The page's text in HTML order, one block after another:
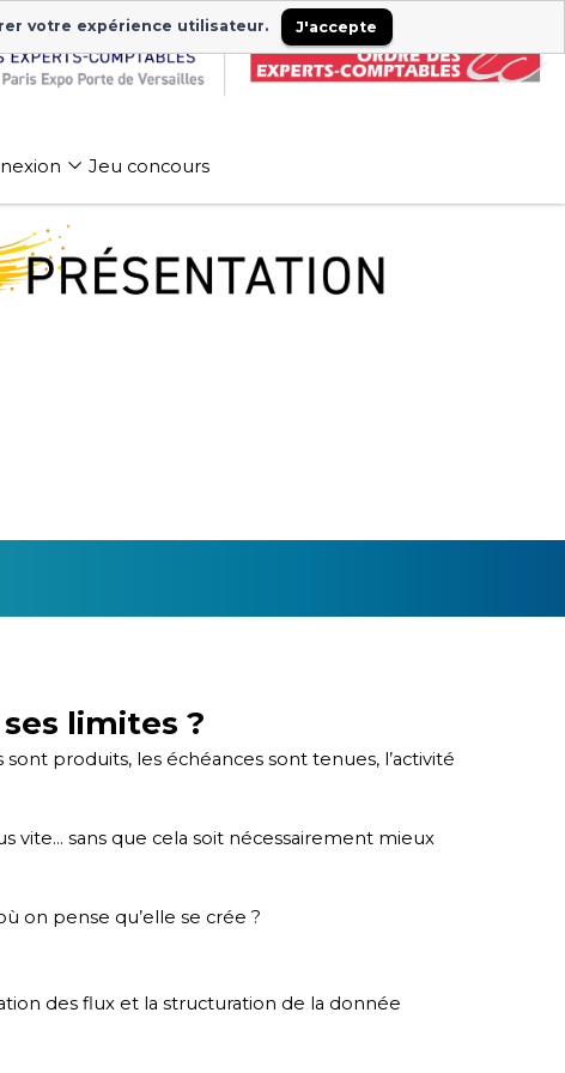
Jeu concours
limites ?
produits, les échéances sont tenues, l’activité
vite… sans que cela soit nécessairement mieux
on pense qu’elle se crée ?
des flux et la structuration de la donnée
votre expérience utilisateur. J'accepte